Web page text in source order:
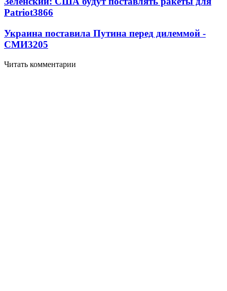
Patriot3866
Украина поставила Путина перед дилеммой -
СМИ3205
Читать комментарии